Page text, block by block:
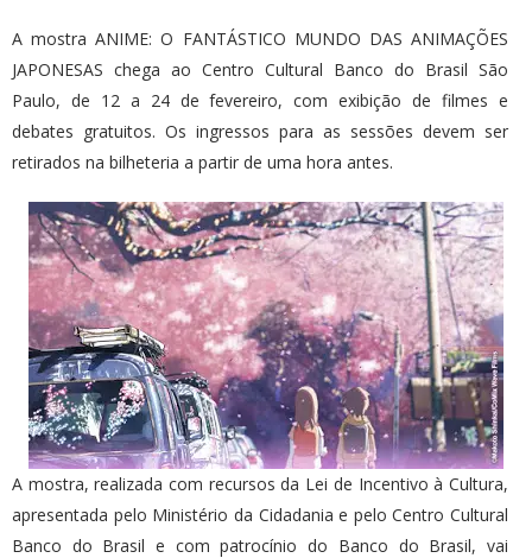
A mostra ANIME: O FANTÁSTICO MUNDO DAS ANIMAÇÕES
JAPONESAS chega ao Centro Cultural Banco do Brasil São
Paulo, de 12 a 24 de fevereiro, com exibição de filmes e
debates gratuitos. Os ingressos para as sessões devem ser
retirados na bilheteria a partir de uma hora antes.
A mostra, realizada com recursos da Lei de Incentivo à Cultura,
apresentada pelo Ministério da Cidadania e pelo Centro Cultural
Banco do Brasil e com patrocínio do Banco do Brasil, vai